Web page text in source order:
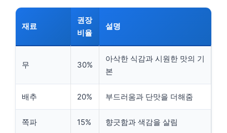
재료
권장
비율
설명
무 30%
아삭한 식감과 시원한 맛의 기
본
배추 20% 부드러움과 단맛을 더해줌
쪽파 15% 향긋함과 색감을 살림